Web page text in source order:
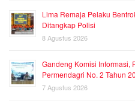
Lima Remaja Pelaku
Ditangkap Polisi
8 Agustus 2026
Gandeng Komisi Informasi,
Permendagri No. 2 Tahun
7 Agustus 2026